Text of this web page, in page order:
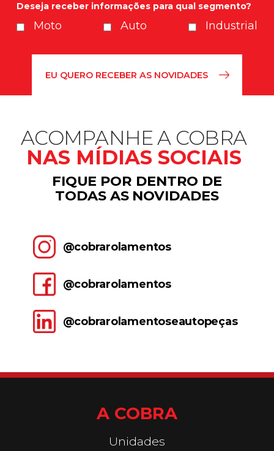
Deseja receber informações para qual segmento?
Moto Auto Industrial
ACOMPANHE A COBRA
NAS MÍDIAS SOCIAIS
FIQUE POR DENTRO DE
TODAS AS NOVIDADES
@cobrarolamentos
@cobrarolamentos
@cobrarolamentoseautopeças
A COBRA
Unidades